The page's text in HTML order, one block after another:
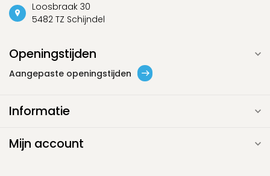
Loosbraak 30
5482 TZ Schijndel
Openingstijden
Aangepaste openingstijden
Informatie
Mijn account